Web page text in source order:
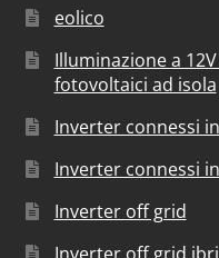
eolico
Illuminazione a
fotovoltaici ad isola
Inverter connessi
Inverter connessi
Inverter off grid